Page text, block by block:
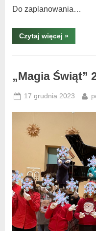
Do zaplanowania…
Czytaj więcej »
spotkania
„Magia Świąt”
17 grudnia 2023